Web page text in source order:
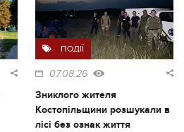
ПОДІЇ
07.08.26
Зниклого жителя
Костопільщини розшукали в
лісі без ознак життя